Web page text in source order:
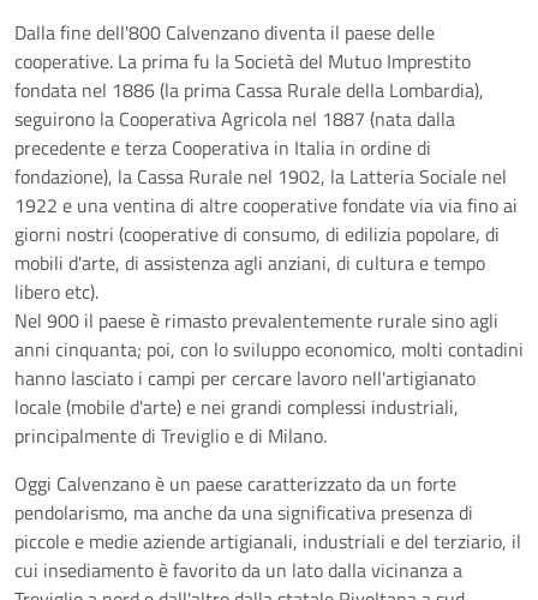
Dalla fine dell'800 Calvenzano diventa il paese delle
cooperative. La prima fu la Società del Mutuo Imprestito
fondata nel 1886 (la prima Cassa Rurale della Lombardia),
seguirono la Cooperativa Agricola nel 1887 (nata dalla
precedente e terza Cooperativa in Italia in ordine di
fondazione), la Cassa Rurale nel 1902, la Latteria Sociale nel
1922 e una ventina di altre cooperative fondate via via fino ai
giorni nostri (cooperative di consumo, di edilizia popolare, di
mobili d'arte, di assistenza agli anziani, di cultura e tempo
libero etc).
Nel 900 il paese è rimasto prevalentemente rurale sino agli
anni cinquanta; poi, con lo sviluppo economico, molti contadini
hanno lasciato i campi per cercare lavoro nell'artigianato
locale (mobile d'arte) e nei grandi complessi industriali,
principalmente di Treviglio e di Milano.
Oggi Calvenzano è un paese caratterizzato da un forte
pendolarismo, ma anche da una significativa presenza di
piccole e medie aziende artigianali, industriali e del terziario, il
cui insediamento è favorito da un lato dalla vicinanza a